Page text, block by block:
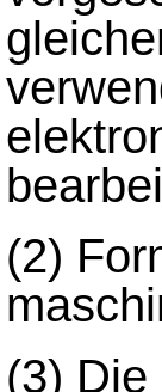
(2)
(3) Die